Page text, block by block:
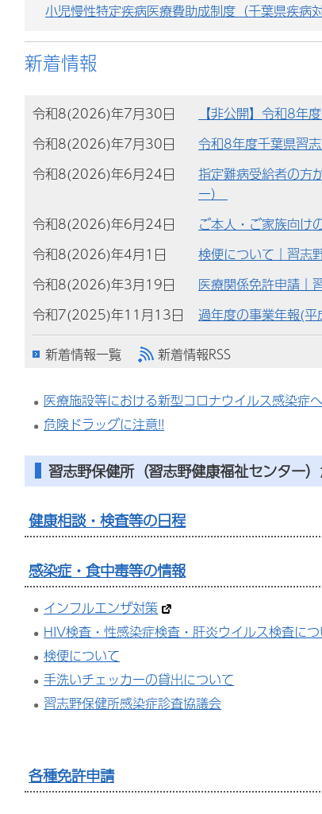
小児慢性特定疾病医療費助成制度（千葉県疾病
新着情報
令和8(2026)年7月30日
【非公開】令和8年
令和8(2026)年7月30日
令和8年度千葉県習
令和8(2026)年6月24日
指定難病受給者の方
ー）
令和8(2026)年6月24日
ご本人・ご家族向け
令和8(2026)年4月1日
検便について｜習志
令和8(2026)年3月19日
医療関係免許申請｜
令和7(2025)年11月13日
過年度の事業年報(
新着情報一覧
新着情報RSS
医療施設等における新型コロナウイルス感染症
危険ドラッグに注意!!
習志野保健所（習志野健康福祉センター
健康相談・検査等の日程
感染症・食中毒等の情報
インフルエンザ対策
HIV検査・性感染症検査・肝炎ウイルス検査に
検便について
手洗いチェッカーの貸出について
習志野保健所感染症診査協議会
各種免許申請